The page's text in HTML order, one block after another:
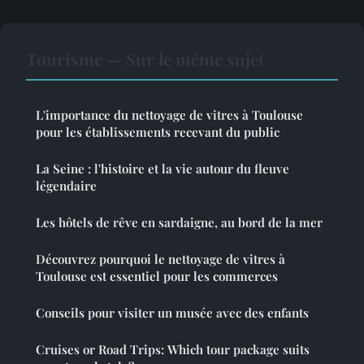
L'importance du nettoyage de vitres à Toulouse
pour les établissements recevant du public
La Seine : l'histoire et la vie autour du fleuve
légendaire
Les hôtels de rêve en sardaigne, au bord de la mer
Découvrez pourquoi le nettoyage de vitres à
Toulouse est essentiel pour les commerces
Conseils pour visiter un musée avec des enfants
Cruises or Road Trips: Which tour package suits